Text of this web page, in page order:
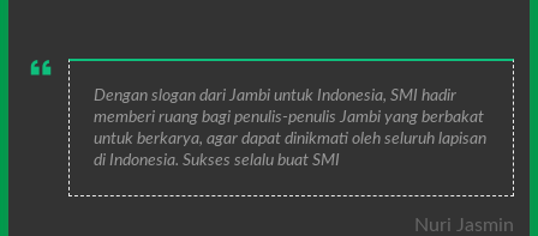
Dengan slogan dari Jambi untuk Indonesia, SMI hadir
memberi ruang bagi penulis-penulis Jambi yang berbakat
untuk berkarya, agar dapat dinikmati oleh seluruh lapisan
di Indonesia. Sukses selalu buat SMI
Nuri Jasmin